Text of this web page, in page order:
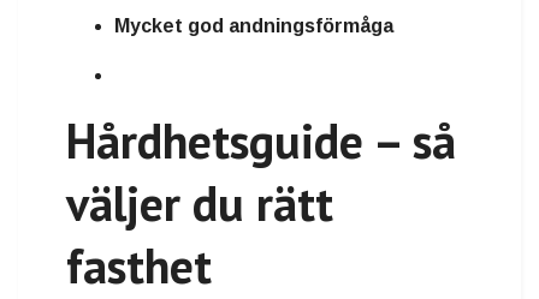
Mycket god andningsförmåga
Hårdhetsguide – så
väljer du rätt
fasthet